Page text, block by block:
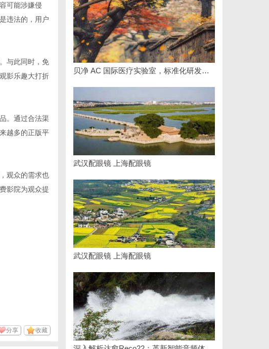
可能涉嫌侵
违法的，用户
与此同时，免
影乐趣大打折
。通过合法渠
越多的正版平
观众的需求也
影院为观众提
收藏
分享
贝净 AC 国际医疗实验室，标准化研发体系全解析
武汉配眼镜 上海配眼镜
武汉配眼镜 上海配眼镜